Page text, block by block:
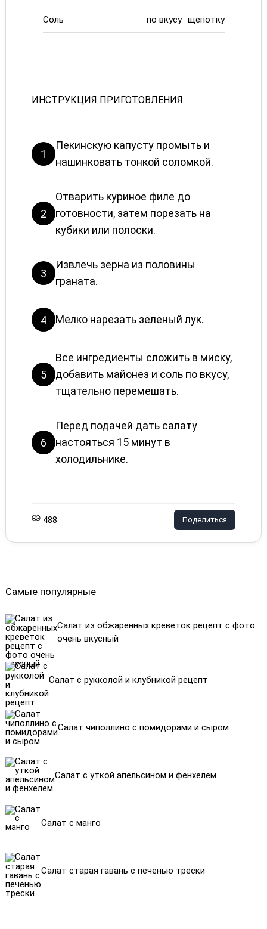
Самые популярные
Салат из обжаренных креветок рецепт с фото
очень вкусный
Салат с рукколой и клубникой рецепт
Салат чиполлино с помидорами и сыром
Салат с уткой апельсином и фенхелем
Салат с манго
Салат старая гавань с печенью трески
Соль по вкусу щепотку
ИНСТРУКЦИЯ ПРИГОТОВЛЕНИЯ
1
Пекинскую капусту промыть и
нашинковать тонкой соломкой.
2
Отварить куриное филе до
готовности, затем порезать на
кубики или полоски.
3
Извлечь зерна из половины
граната.
4 Мелко нарезать зеленый лук.
5
Все ингредиенты сложить в миску,
добавить майонез и соль по вкусу,
тщательно перемешать.
6
Перед подачей дать салату
настояться 15 минут в
холодильнике.
488 Поделиться